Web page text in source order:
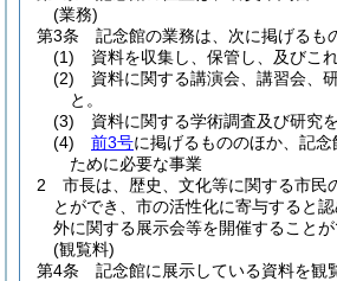
(業務)
第3条
記念館の業務は、次に掲げるも
(1)
資料を収集し、保管し、及びこ
(2)
資料に関する講演会、講習会、
と。
(3)
資料に関する学術調査及び研究
(4)
前3号に掲げるもののほか、記
ために必要な事業
2
市長は、歴史、文化等に関する市民
とができ、市の活性化に寄与すると
外に関する展示会等を開催することが
(観覧料)
第4条
記念館に展示している資料を観